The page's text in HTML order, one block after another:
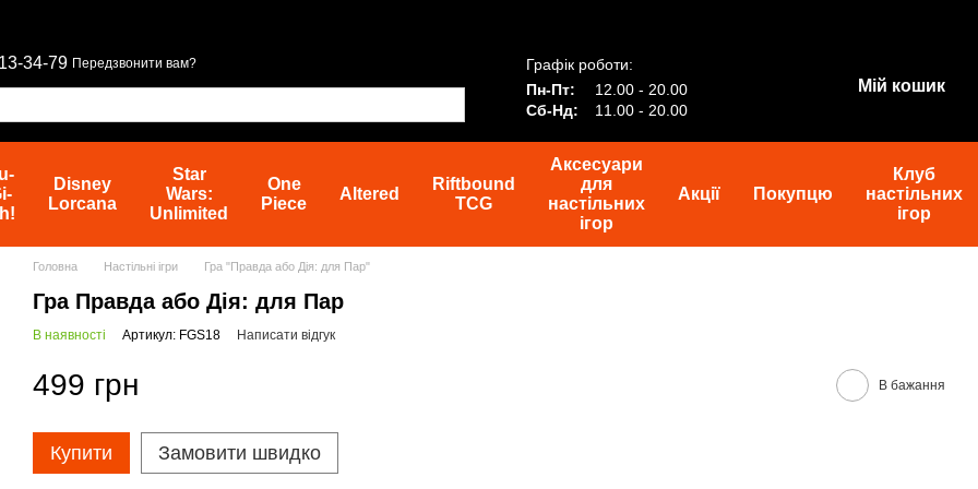
34-79 Передзвонити вам?
Графік роботи:
Пн-Пт:
12.00 - 20.00
Сб-Нд:
11.00 - 20.00
Мій кошик
Disney
Lorcana
Star
Wars:
Unlimited
One
Piece
Altered
Riftbound
TCG
Аксесуари
для
настільних
ігор
Акції Покупцю
Клуб
настільних
ігор
Головна Настільні ігри Гра "Правда або Дія: для Пар"
Гра Правда або Дія: для Пар
В наявності Артикул: FGS18 Написати відгук
499 грн В бажання
Купити Замовити швидко